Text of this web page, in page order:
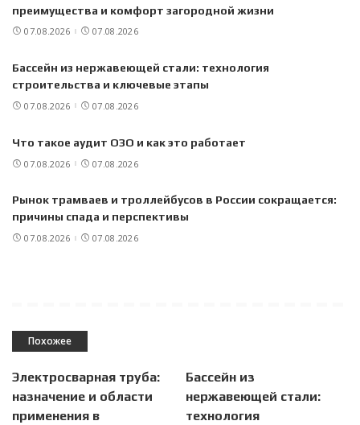
преимущества и комфорт загородной жизни
07.08.2026 07.08.2026
Бассейн из нержавеющей стали: технология
строительства и ключевые этапы
07.08.2026 07.08.2026
Что такое аудит ОЗО и как это работает
07.08.2026 07.08.2026
Рынок трамваев и троллейбусов в России сокращается:
причины спада и перспективы
07.08.2026 07.08.2026
Похожее
Электросварная труба:
назначение и области
применения в
Бассейн из
нержавеющей стали:
технология